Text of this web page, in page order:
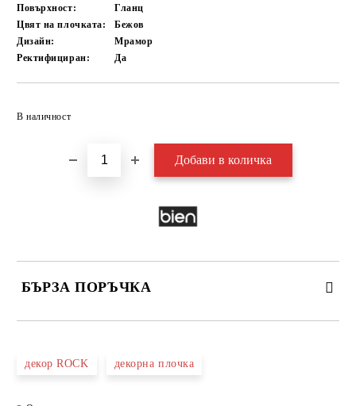
Повърхност:
Гланц
Цвят на плочката:
Бежов
Дизайн:
Мрамор
Ректифициран:
Да
В наличност
БЪРЗА ПОРЪЧКА
декор ROCK декорна плочка